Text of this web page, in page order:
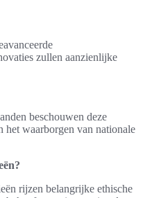
zullen aanzienlijke
beschouwen deze
het waarborgen van nationale
rijzen belangrijke ethische